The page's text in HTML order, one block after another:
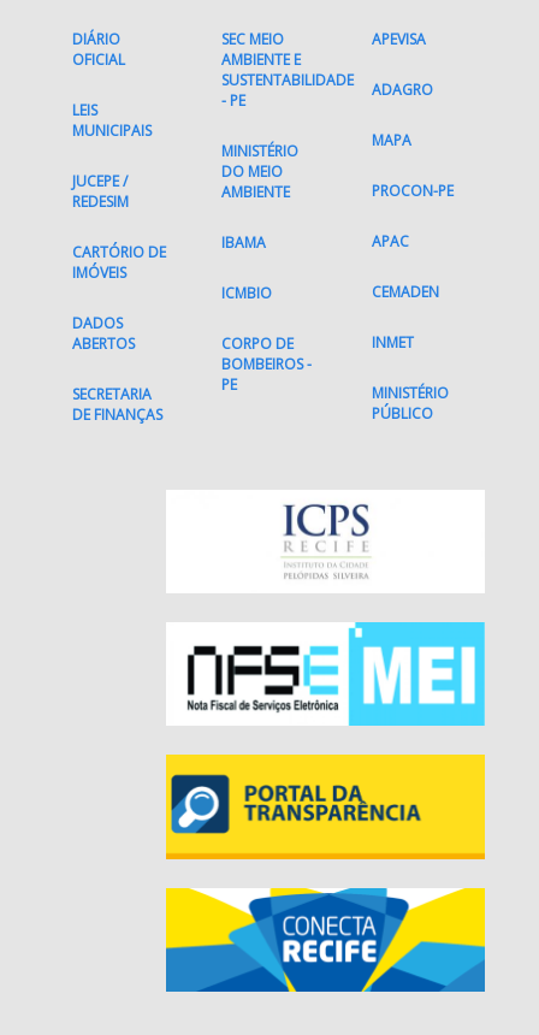
DIÁRIO
OFICIAL
LEIS
MUNICIPAIS
JUCEPE /
REDESIM
CARTÓRIO DE
IMÓVEIS
DADOS
ABERTOS
SECRETARIA
DE FINANÇAS
SEC MEIO
AMBIENTE E
SUSTENTABILIDADE
- PE
MINISTÉRIO
DO MEIO
AMBIENTE
IBAMA
ICMBIO
CORPO DE
BOMBEIROS -
PE
APEVISA
ADAGRO
MAPA
PROCON-PE
APAC
CEMADEN
INMET
MINISTÉRIO
PÚBLICO